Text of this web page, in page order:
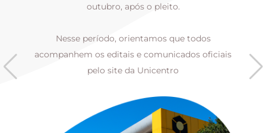
outubro, após o pleito.
Nesse período, orientamos que todos
acompanhem os editais e comunicados oficiais
pelo site da Unicentro